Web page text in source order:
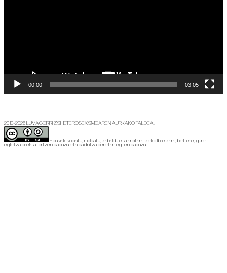
00:00 03:05
2010-2026 LUMAGORRI ZISHETEROSEXISMOAREN AURKAKO TALDEA.
Edukiak kopiatu, moldatu, zabaldu eta argitaratzeko libre zara, beti ere, gure
egiletza direla aitortzen baduzu eta baldintza beretan egiten baduzu.